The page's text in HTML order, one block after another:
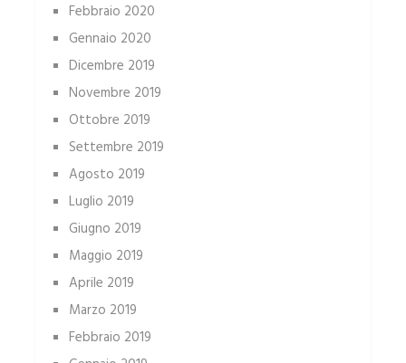
Febbraio 2020
Gennaio 2020
Dicembre 2019
Novembre 2019
Ottobre 2019
Settembre 2019
Agosto 2019
Luglio 2019
Giugno 2019
Maggio 2019
Aprile 2019
Marzo 2019
Febbraio 2019